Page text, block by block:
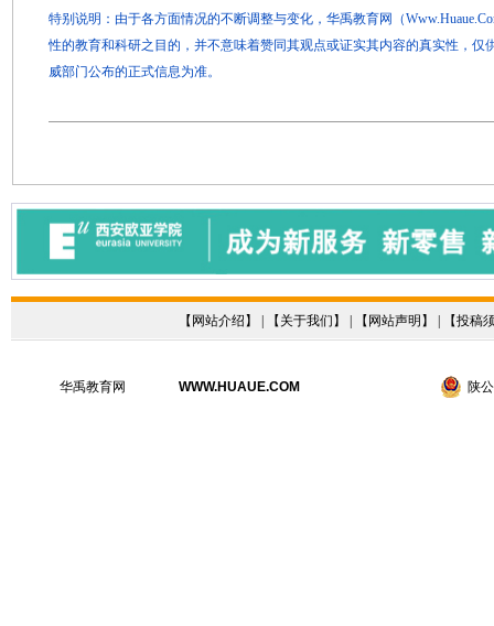
特别说明：由于各方面情况的不断调整与变化，华禹教育网（
性的教育和科研之目的，并不意味着赞同其观点或证实其内容的真实性，仅
威部门公布的正式信息为准。
【 网站介绍 】 | 【 关于我们 】 | 【 网站声明 】 | 【投稿
华禹教育网 WWW.HUAUE.COM 陕